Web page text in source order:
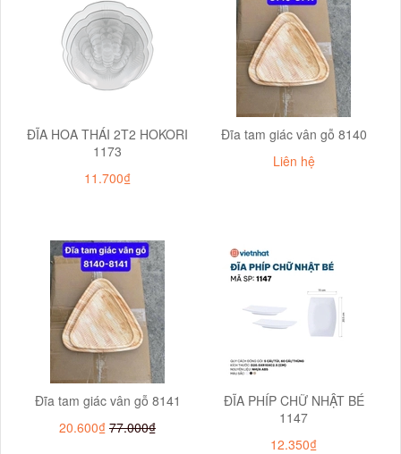
ĐĨA HOA THÁI 2T2 HOKORI
1173
11.700₫
Đĩa tam giác vân gỗ 8140
Liên hệ
Đĩa tam giác vân gỗ 8141
20.600₫ 77.000₫
ĐĨA PHÍP CHỮ NHẬT BÉ
1147
12.350₫